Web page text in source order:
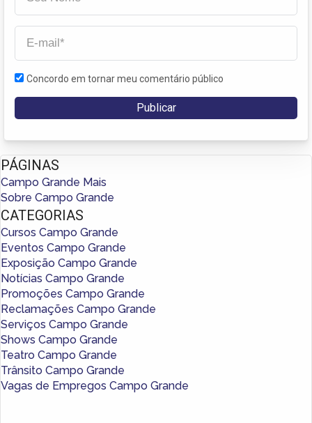
Concordo em tornar meu comentário público
PÁGINAS
Campo Grande Mais
Sobre Campo Grande
CATEGORIAS
Cursos Campo Grande
Eventos Campo Grande
Exposição Campo Grande
Notícias Campo Grande
Promoções Campo Grande
Reclamações Campo Grande
Serviços Campo Grande
Shows Campo Grande
Teatro Campo Grande
Trânsito Campo Grande
Vagas de Empregos Campo Grande